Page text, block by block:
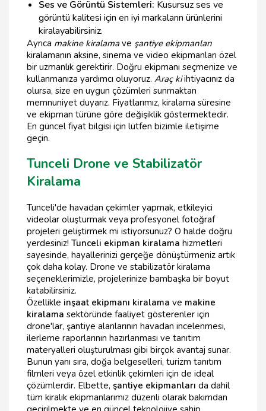
Ses ve Görüntü Sistemleri: Kusursuz ses ve
görüntü kalitesi için en iyi markaların ürünlerini
kiralayabilirsiniz.
Ayrıca makine kiralamave şantiye ekipmanları
kiralamanın aksine, sinema ve video ekipmanları özel
bir uzmanlık gerektirir. Doğru ekipmanı seçmenize ve
kullanmanıza yardımcı oluyoruz. Araç kiihtiyacınız da
olursa, size en uygun çözümleri sunmaktan
memnuniyet duyarız. Fiyatlarımız, kiralama süresine
ve ekipman türüne göre değişiklik göstermektedir.
En güncel fiyat bilgisi için lütfen bizimle iletişime
geçin.
Tunceli Drone ve Stabilizatör
Kiralama
Tunceli'de havadan çekimler yapmak, etkileyici
videolar oluşturmak veya profesyonel fotoğraf
projeleri geliştirmek mi istiyorsunuz? O halde doğru
yerdesiniz! Tunceli ekipman kiralama hizmetleri
sayesinde, hayallerinizi gerçeğe dönüştürmeniz artık
çok daha kolay. Drone ve stabilizatör kiralama
seçeneklerimizle, projelerinize bambaşka bir boyut
katabilirsiniz.
Özellikle inşaat ekipmanı kiralama ve makine
kiralama sektöründe faaliyet gösterenler için
drone'lar, şantiye alanlarının havadan incelenmesi,
ilerleme raporlarının hazırlanması ve tanıtım
materyalleri oluşturulması gibi birçok avantaj sunar.
Bunun yanı sıra, doğa belgeselleri, turizm tanıtım
filmleri veya özel etkinlik çekimleri için de ideal
çözümlerdir. Elbette, şantiye ekipmanları da dahil
tüm kiralık ekipmanlarımız düzenli olarak bakımdan